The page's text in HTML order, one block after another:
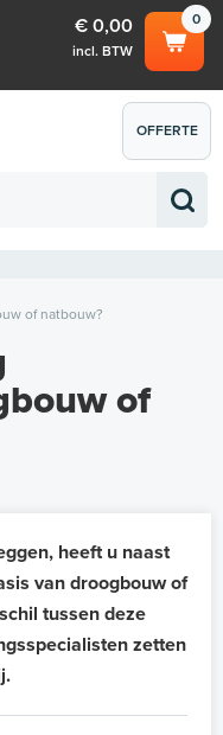
0
€ 0,00
incl. BTW
€ 0,00
OFFERTE
AANVRAGEN
of natbouw?
of
heeft u naast
van droogbouw of
tussen deze
zetten